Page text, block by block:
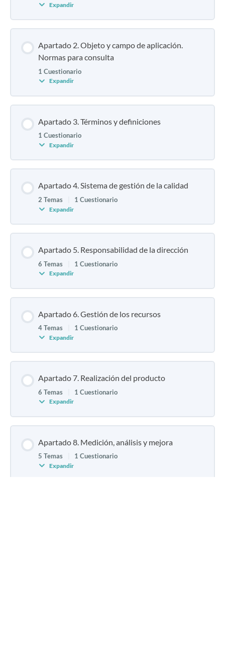
Expandir
Apartado 2. Objeto y campo de aplicación.
Normas para consulta
1 Cuestionario
Expandir
Apartado 3. Términos y definiciones
1 Cuestionario
Expandir
Apartado 4. Sistema de gestión de la calidad
2 Temas 1 Cuestionario
Expandir
Apartado 5. Responsabilidad de la dirección
6 Temas 1 Cuestionario
Expandir
Apartado 6. Gestión de los recursos
4 Temas 1 Cuestionario
Expandir
Apartado 7. Realización del producto
6 Temas 1 Cuestionario
Expandir
Apartado 8. Medición, análisis y mejora
5 Temas 1 Cuestionario
Expandir